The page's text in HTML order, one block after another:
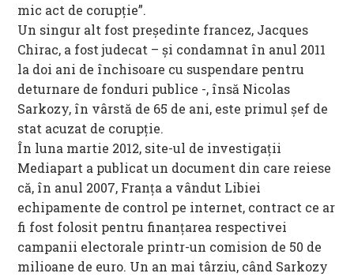
mic act de corupţie”.
Un singur alt fost preşedinte francez, Jacques
Chirac, a fost judecat – şi condamnat în anul 2011
la doi ani de închisoare cu suspendare pentru
deturnare de fonduri publice -, însă Nicolas
Sarkozy, în vârstă de 65 de ani, este primul şef de
stat acuzat de corupţie.
În luna martie 2012, site-ul de investigaţii
Mediapart a publicat un document din care reiese
că, în anul 2007, Franţa a vândut Libiei
echipamente de control pe internet, contract ce ar
fi fost folosit pentru finanţarea respectivei
campanii electorale printr-un comision de 50 de
milioane de euro. Un an mai târziu, când Sarkozy